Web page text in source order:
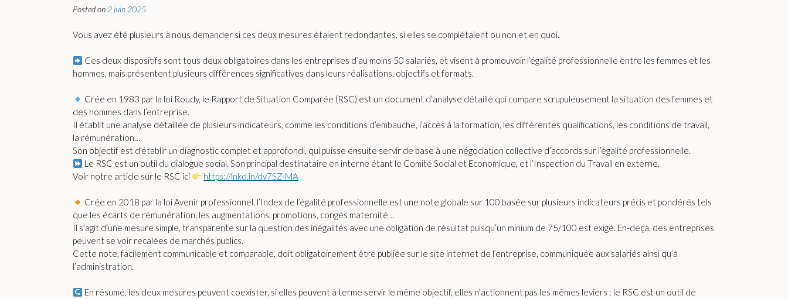
Posted on 2 juin 2025
Vous avez été plusieurs à nous demander si ces deux mesures étaient redondantes, si elles se complétaient ou non et en quoi.
Ces deux dispositifs sont tous deux obligatoires dans les entreprises d’au moins 50 salariés, et visent à promouvoir l’égalité professionnelle entre les femmes et les
hommes, mais présentent plusieurs différences significatives dans leurs réalisations, objectifs et formats.
Crée en 1983 par la loi Roudy, le Rapport de Situation Comparée (RSC) est un document d’analyse détaillé qui compare scrupuleusement la situation des femmes et
des hommes dans l’entreprise.
Il établit une analyse détaillée de plusieurs indicateurs, comme les conditions d’embauche, l’accès à la formation, les différentes qualifications, les conditions de travail,
la rémunération…
Son objectif est d’établir un diagnostic complet et approfondi, qui puisse ensuite servir de base à une négociation collective d’accords sur l’égalité professionnelle.
Le RSC est un outil du dialogue social. Son principal destinataire en interne étant le Comité Social et Economique, et l’Inspection du Travail en externe.
Voir notre article sur le RSC ici
https://lnkd.in/dv7SZ-MA
Crée en 2018 par la loi Avenir professionnel, l’Index de l’égalité professionnelle est une note globale sur 100 basée sur plusieurs indicateurs précis et pondérés tels
que les écarts de rémunération, les augmentations, promotions, congés maternité…
Il s’agit d’une mesure simple, transparente sur la question des inégalités avec une obligation de résultat puisqu’un minium de 75/100 est exigé. En-deçà, des entreprises
peuvent se voir recalées de marchés publics.
Cette note, facilement communicable et comparable, doit obligatoirement être publiée sur le site internet de l’entreprise, communiquée aux salariés ainsi qu’à
l’administration.
En résumé, les deux mesures peuvent coexister, si elles peuvent à terme servir le même objectif, elles n’actionnent pas les mêmes leviers : le RSC est un outil de